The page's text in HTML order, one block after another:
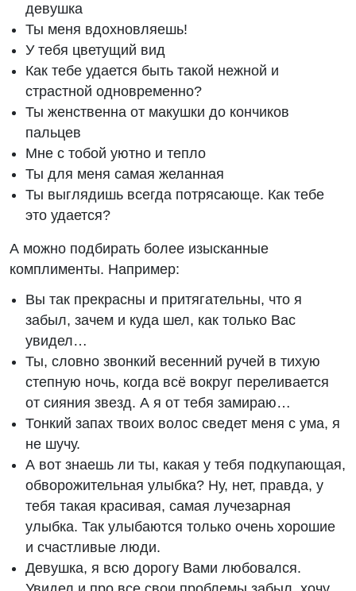
девушка
Ты меня вдохновляешь!
У тебя цветущий вид
Как тебе удается быть такой нежной и
страстной одновременно?
Ты женственна от макушки до кончиков
пальцев
Мне с тобой уютно и тепло
Ты для меня самая желанная
Ты выглядишь всегда потрясающе. Как тебе
это удается?
А можно подбирать более изысканные
комплименты. Например:
Вы так прекрасны и притягательны, что я
забыл, зачем и куда шел, как только Вас
увидел…
Ты, словно звонкий весенний ручей в тихую
степную ночь, когда всё вокруг переливается
от сияния звезд. А я от тебя замираю…
Тонкий запах твоих волос сведет меня с ума, я
не шучу.
А вот знаешь ли ты, какая у тебя подкупающая,
обворожительная улыбка? Ну, нет, правда, у
тебя такая красивая, самая лучезарная
улыбка. Так улыбаются только очень хорошие
и счастливые люди.
Девушка, я всю дорогу Вами любовался.